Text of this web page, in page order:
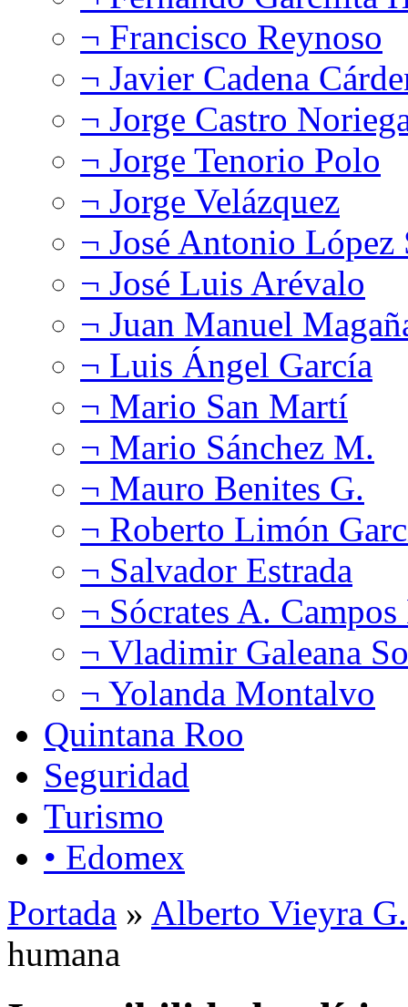
¬ Francisco Reynoso
¬ Javier Cadena
¬ Jorge Castro
¬ Jorge Tenorio Polo
¬ Jorge Velázquez
¬ José Antonio López
¬ José Luis Arévalo
¬ Juan Manuel
¬ Luis Ángel García
¬ Mario San Martí
¬ Mario Sánchez M.
¬ Mauro Benites G.
¬ Roberto Limón
¬ Salvador Estrada
¬ Sócrates A.
¬ Vladimir Galeana
¬ Yolanda Montalvo
Quintana Roo
Seguridad
Turismo
• Edomex
Portada » Alberto Vieyra G.
humana